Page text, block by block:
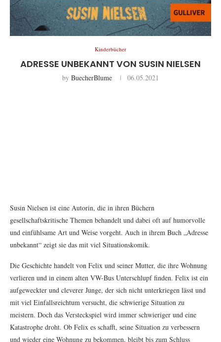
Kinderbücher
ADRESSE UNBEKANNT VON SUSIN NIELSEN
by BuecherBlume 06.05.2021
Susin Nielsen ist eine Autorin, die in ihren Büchern
gesellschaftskritische Themen behandelt und dabei oft auf humorvolle
und einfühlsame Art und Weise vorgeht. Auch in ihrem Buch „Adresse
unbekannt“ zeigt sie das mit viel Situationskomik.
Die Geschichte handelt von Felix und seiner Mutter, die ihre Wohnung
verlieren und in einem alten VW-Bus Unterschlupf finden. Felix ist ein
aufgeweckter und cleverer Junge, der sich nicht unterkriegen lässt und
mit viel Einfallsreichtum versucht, die schwierige Situation zu
meistern. Doch das Versteckspiel wird immer schwieriger und eine
Katastrophe droht. Ob Felix es schafft, seine Situation zu verbessern
und wieder eine Wohnung zu bekommen, bleibt bis zum Schluss